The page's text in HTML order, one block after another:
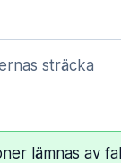
sträcka
lämnas av